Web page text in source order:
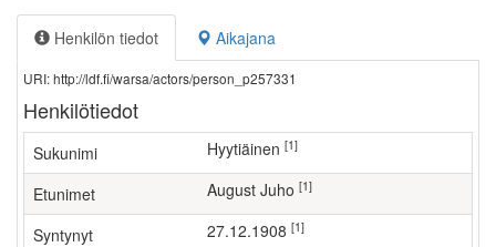
Henkilön tiedot Aikajana
URI: http://ldf.fi/warsa/actors/person_p257331
Henkilötiedot
Sukunimi Hyytiäinen [1]
Etunimet August Juho [1]
Syntynyt 27.12.1908 [1]